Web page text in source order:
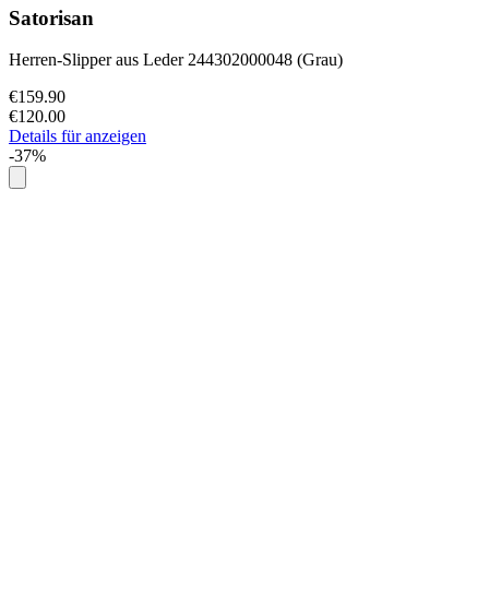
Satorisan
Herren-Slipper aus Leder 244302000048 (Grau)
€159.90
€120.00
Details für anzeigen
-37%